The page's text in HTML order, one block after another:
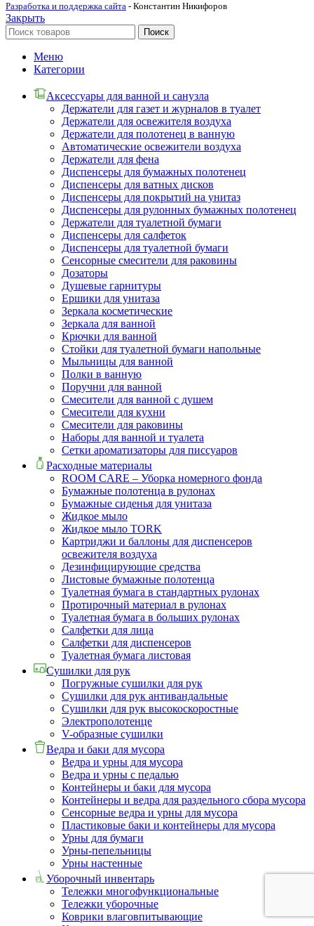
Разработка и поддержка сайта - Константин Никифоров
Закрыть
Поиск
Меню
Категории
Аксессуары для ванной и санузла
Держатели для газет и журналов в туалет
Держатели для освежителя воздуха
Держатели для полотенец в ванную
Автоматические освежители воздуха
Держатели для фена
Диспенсеры для бумажных полотенец
Диспенсеры для ватных дисков
Диспенсеры для покрытий на унитаз
Диспенсеры для рулонных бумажных полотенец
Держатели для туалетной бумаги
Диспенсеры для салфеток
Диспенсеры для туалетной бумаги
Сенсорные смесители для раковины
Дозаторы
Душевые гарнитуры
Ершики для унитаза
Зеркала косметические
Зеркала для ванной
Крючки для ванной
Стойки для туалетной бумаги напольные
Мыльницы для ванной
Полки в ванную
Поручни для ванной
Смесители для ванной с душем
Смесители для кухни
Смесители для раковины
Наборы для ванной и туалета
Сетки ароматизаторы для писсуаров
Расходные материалы
ROOM CARE – Уборка номерного фонда
Бумажные полотенца в рулонах
Бумажные сиденья для унитаза
Жидкое мыло
Жидкое мыло TORK
Картриджи и баллоны для диспенсеров
освежителя воздуха
Дезинфицирующие средства
Листовые бумажные полотенца
Туалетная бумага в стандартных рулонах
Протирочный материал в рулонах
Туалетная бумага в больших рулонах
Салфетки для лица
Салфетки для диспенсеров
Туалетная бумага листовая
Сушилки для рук
Погружные сушилки для рук
Сушилки для рук антивандальные
Сушилки для рук высокоскоростные
Электрополотенце
V-образные сушилки
Ведра и баки для мусора
Ведра и урны для мусора
Ведра и урны с педалью
Контейнеры и баки для мусора
Контейнеры и ведра для раздельного сбора мусора
Сенсорные ведра и урны для мусора
Пластиковые баки и контейнеры для мусора
Урны для бумаги
Урны-пепельницы
Урны настенные
Уборочный инвентарь
Тележки многофункциональные
Тележки уборочные
Коврики влаговпитывающие